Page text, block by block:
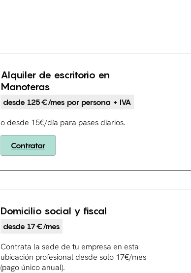
Alquiler de escritorio en
Manoteras
desde 125€/mes por persona + IVA
o desde 15€/día para pases diarios.
Contratar
Domicilio social y fiscal
desde 17€/mes
Contrata la sede de tu empresa en esta
ubicación profesional desde solo 17€/mes
(pago único anual).